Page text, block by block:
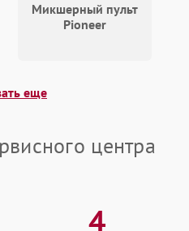
Микшерный пульт
Pioneer
еще
центра
4